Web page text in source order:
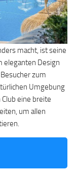
macht, ist seine
eleganten Design
zum
Umgebung
eine breite
um allen